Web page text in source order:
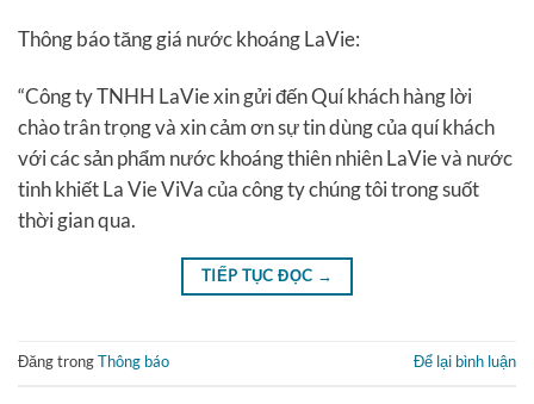
Thông báo tăng giá nước khoáng LaVie:
“Công ty TNHH LaVie xin gửi đến Quí khách hàng lời
chào trân trọng và xin cảm ơn sự tin dùng của quí khách
với các sản phẩm nước khoáng thiên nhiên LaVie và nước
tinh khiết La Vie ViVa của công ty chúng tôi trong suốt
thời gian qua.
TIẾP TỤC ĐỌC →
Đăng trongThông báo Để lại bình luận